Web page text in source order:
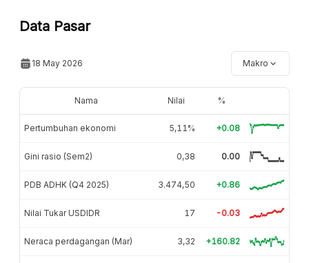
Data Pasar
18 May 2026 Makro
Nama Nilai %
Pertumbuhan ekonomi 5,11% +0.08
Gini rasio (Sem2) 0,38 0.00
PDB ADHK (Q4 2025) 3.474,50 +0.86
Nilai Tukar USDIDR 17 -0.03
Neraca perdagangan (Mar) 3,32 +160.82